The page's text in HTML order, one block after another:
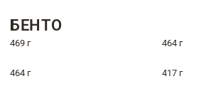
БЕНТО
469 г 464 г
464 г 417 г